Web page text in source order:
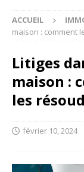
ACCUEIL
maison : comment
Litiges
maison :
les
février 10, 2024